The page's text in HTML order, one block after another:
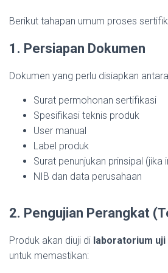
Berikut tahapan umum proses
1. Persiapan Dokumen
Dokumen yang perlu disiapkan
Surat permohonan sertifikasi
Spesifikasi teknis produk
User manual
Label produk
Surat penunjukan prinsipal (jika
NIB dan data perusahaan
2. Pengujian Perangkat
Produk akan diuji di laboratorium
untuk memastikan: